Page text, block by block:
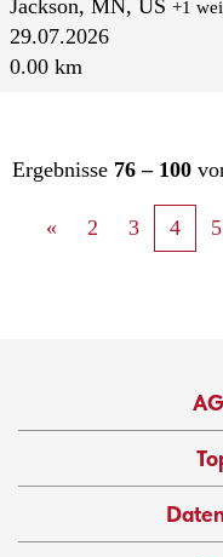
Jackson, MN, US +1
29.07.2026
0.00 km
Ergebnisse 76 – 100
« 2 3 4 5